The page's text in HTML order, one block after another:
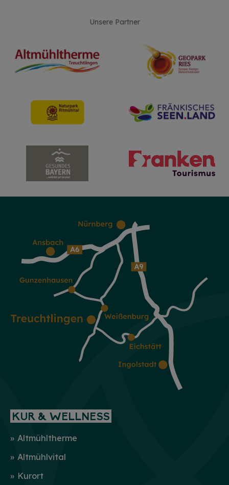
Unsere Partner
KUR & WELLNESS
Altmühltherme
Altmühlvital
Kurort